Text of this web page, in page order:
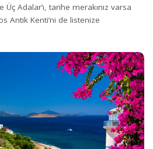
Üç Adalar’ı, tarihe merakınız varsa
Antik Kenti’ni de listenize